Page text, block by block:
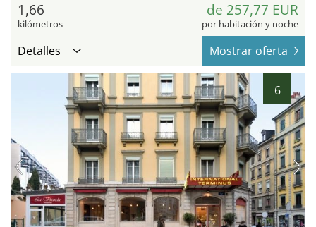
1,66
kilómetros
de 257,77 EUR
por habitación y noche
Detalles Mostrar oferta
6